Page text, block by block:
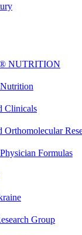
NUTRITION
Clinicals
Orthomolecular
Formulas
Group